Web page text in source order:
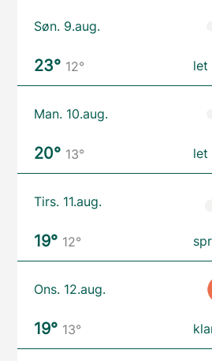
Søn. 9.aug.
23° 12° let
Man. 10.aug.
20° 13° let
Tirs. 11.aug.
19° 12°
Ons. 12.aug.
19° 13°